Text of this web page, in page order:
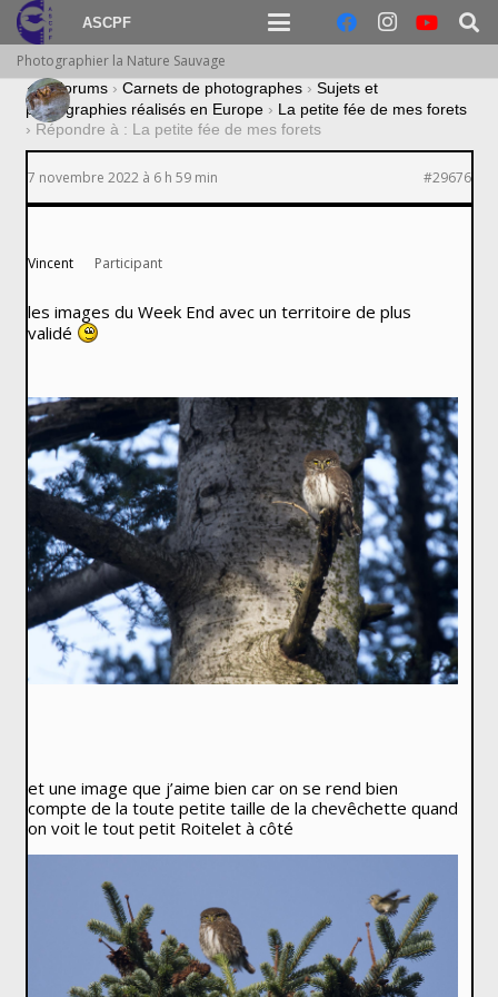
ASCPF
Photographier la Nature Sauvage
› Forums › Carnets de photographes › Sujets et
photographies réalisés en Europe › La petite fée de mes forets
› Répondre à : La petite fée de mes forets
7 novembre 2022 à 6 h 59 min #29676
Vincent Participant
les images du Week End avec un territoire de plus
validé
et une image que j’aime bien car on se rend bien
compte de la toute petite taille de la chevêchette quand
on voit le tout petit Roitelet à côté